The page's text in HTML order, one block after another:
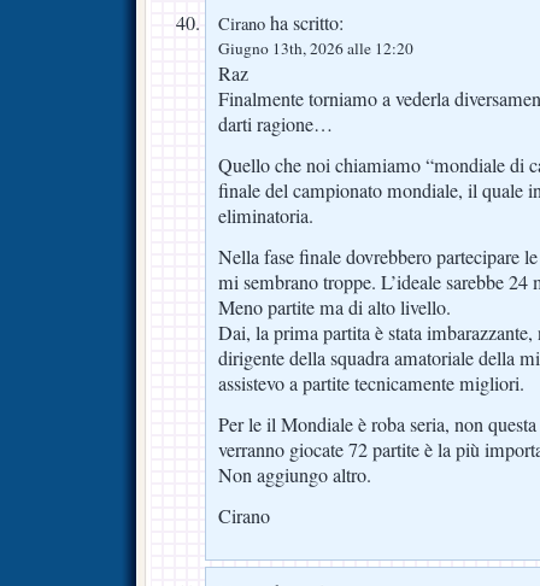
Cirano ha scritto:
Giugno 13th, 2026 alle 12:20
Raz
Finalmente torniamo a vederla
darti ragione…
Quello che noi chiamiamo “mondiale di
finale del campionato mondiale, il quale
eliminatoria.
Nella fase finale dovrebbero partecipare
mi sembrano troppe. L’ideale sarebbe 24
Meno partite ma di alto livello.
Dai, la prima partita è stata
dirigente della squadra amatoriale della
assistevo a partite tecnicamente migliori.
Per le il Mondiale è roba seria, non
verranno giocate 72 partite è la più
Non aggiungo altro.
Cirano